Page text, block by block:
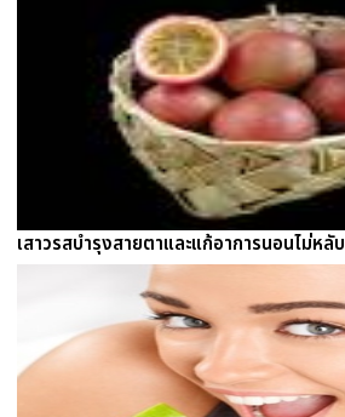
เสาวรสบำรุงสายตาและแก้อาการนอนไม่หลับ